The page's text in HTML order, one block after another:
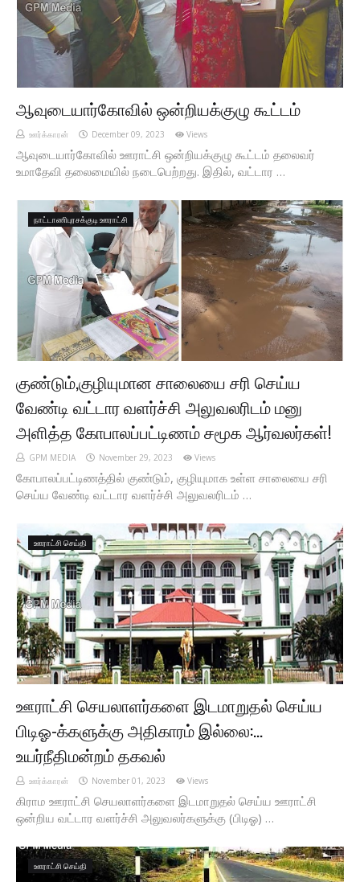
ஆவுடையார்கோவில் ஒன்றியக்குழு கூட்டம்
ஊர்க்காரன் December 09, 2023 Views
ஆவுடையார்கோவில் ஊராட்சி ஒன்றியக்குழு கூட்டம் தலைவர்
உமாதேவி தலைமையில் நடைபெற்றது. இதில், வட்டார …
நாட்டாணிபுரசக்குடி ஊராட்சி
குண்டும்,குழியுமான சாலையை சரி செய்ய
வேண்டி வட்டார வளர்ச்சி அலுவலரிடம் மனு
அளித்த கோபாலப்பட்டிணம் சமூக ஆர்வலர்கள்!
GPM MEDIA November 29, 2023 Views
கோபாலப்பட்டிணத்தில் குண்டும், குழியுமாக உள்ள சாலையை சரி
செய்ய வேண்டி வட்டார வளர்ச்சி அலுவலரிடம் …
ஊராட்சி செய்தி
ஊராட்சி செயலாளர்களை இடமாறுதல் செய்ய
பிடிஓ-க்களுக்கு அதிகாரம் இல்லை:...
உயர்நீதிமன்றம் தகவல்
ஊர்க்காரன் November 01, 2023 Views
கிராம ஊராட்சி செயலாளர்களை இடமாறுதல் செய்ய ஊராட்சி
ஒன்றிய வட்டார வளர்ச்சி அலுவலர்களுக்கு (பிடிஓ) …
ஊராட்சி செய்தி